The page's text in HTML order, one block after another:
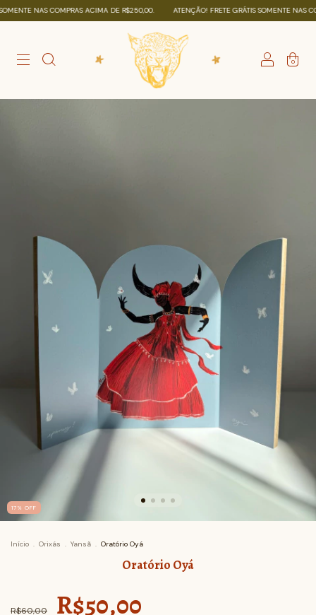
NAS COMPRAS ACIMA DE R$250,00. ATENÇÃO! FRETE GRÁTIS SOMENTE NAS
0
17 % OFF
Início . Orixás . Yansã . Oratório Oyá
Oratório Oyá
R$60,00 R$50,00